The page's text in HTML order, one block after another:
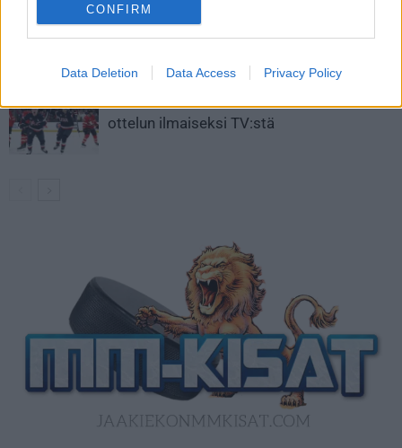
CONFIRM
Data Deletion Data Access Privacy Policy
Venäläisveskari sekosi Suomen 2.
divisioonassa – sai samasta tilanteesta
Kanada – USA klo 15:10 – näin katsot
ottelun ilmaiseksi TV:stä